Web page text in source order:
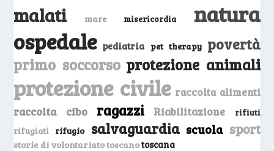
malati mare misericordia natura
ospedale pediatria pet therapy povertà
primo soccorso protezione animali
protezione civile raccolta alimenti
raccolta cibo ragazzi Riabilitazione
rifiuti
rifugiati
rifugio salvaguardia scuola sport
storie di volontariato toscanotoscana